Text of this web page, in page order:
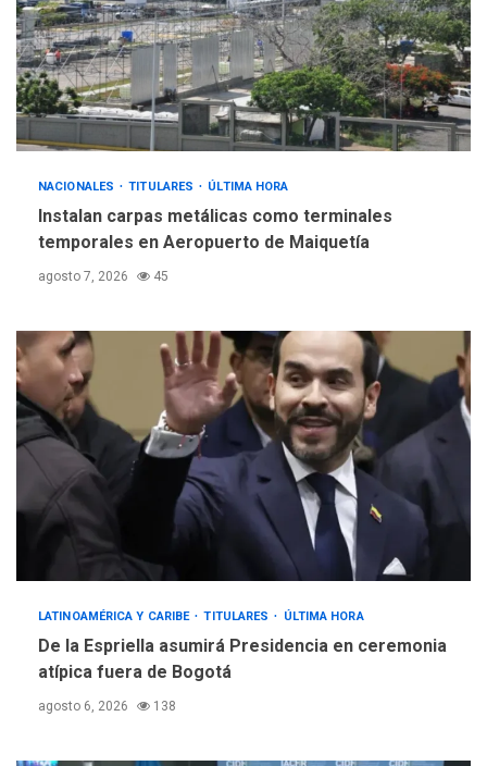
INTERNACIONALES ÚLTIMA HORA
Hiroshima 81 años de la
debacle atómica. Japón
debate principios no
nucleares
NACIONALES TITULARES ÚLTIMA HORA
Instalan carpas metálicas como terminales
temporales en Aeropuerto de Maiquetía
agosto 7, 2026 45
LATINOAMÉRICA Y CARIBE TITULARES ÚLTIMA HORA
De la Espriella asumirá Presidencia en ceremonia
atípica fuera de Bogotá
agosto 6, 2026 138